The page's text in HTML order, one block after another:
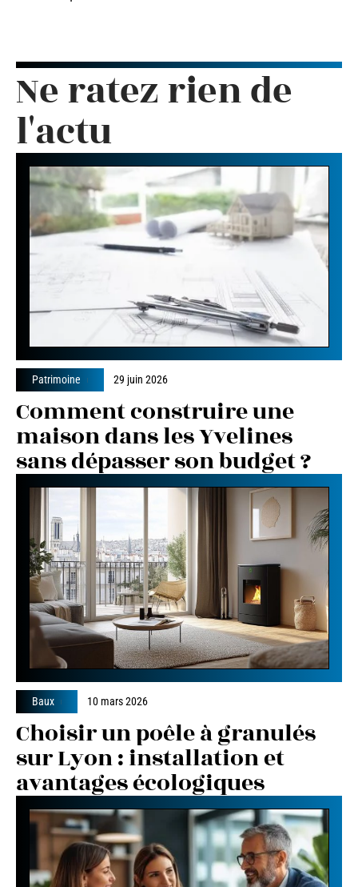
Ne ratez rien de
l'actu
Patrimoine 29 juin 2026
Comment construire une
maison dans les Yvelines
sans dépasser son budget ?
Baux 10 mars 2026
Choisir un poêle à granulés
sur Lyon : installation et
avantages écologiques